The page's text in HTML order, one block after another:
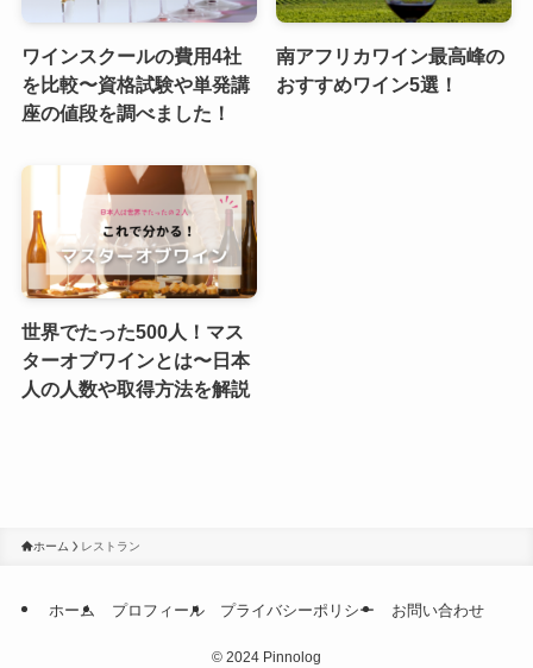
ワインスクールの費用4社
を比較〜資格試験や単発講
座の値段を調べました！
南アフリカワイン最高峰の
おすすめワイン5選！
世界でたった500人！マス
ターオブワインとは〜日本
人の人数や取得方法を解説
ホーム レストラン
ホーム プロフィール プライバシーポリシー お問い合わせ
© 2024 Pinnolog